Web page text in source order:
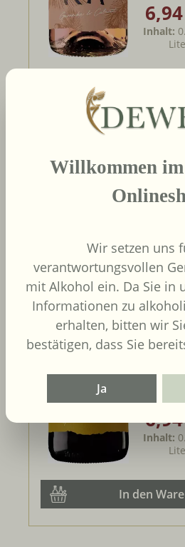
Inhalt:
2025
Jabalí
Inhalt:
In den
Willkommen
Wir setzen uns
verantwortungsvollen
mit Alkohol ein. Da Sie in
Informationen zu
erhalten, bitten wir
bestätigen, dass Sie
Ja